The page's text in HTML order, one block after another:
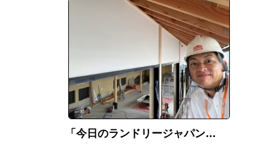
今日のランドリージャパン灘のけんか祭り店